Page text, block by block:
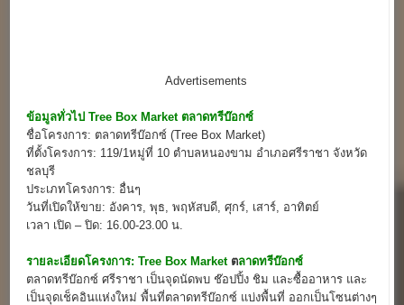
Advertisements
ข้อมูลทั่วไป Tree Box Market ตลาดทรีบ๊อกซ์
ชื่อโครงการ: ตลาดทรีบ๊อกซ์ (Tree Box Market)
ที่ตั้งโครงการ: 119/1หมู่ที่ 10 ตำบลหนองขาม อำเภอศรีราชา จังหวัด
ชลบุรี
ประเภทโครงการ: อื่นๆ
วันที่เปิดให้ขาย: อังคาร, พุธ, พฤหัสบดี, ศุกร์, เสาร์, อาทิตย์
เวลา เปิด – ปิด: 16.00-23.00 น.
รายละเอียดโครงการ: Tree Box Market ตลาดทรีบ๊อกซ์
ตลาดทรีบ๊อกซ์ ศรีราชา เป็นจุดนัดพบ ช๊อปปิ้ง ชิม และซื้ออาหาร และ
เป็นจุดเช็คอินแห่งใหม่ พื้นที่ตลาดทรีบ๊อกซ์ แบ่งพื้นที่ ออกเป็นโซนต่างๆ